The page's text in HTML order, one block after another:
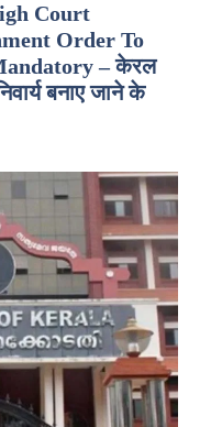
Court
Order To
– केरल
बनाए जाने के